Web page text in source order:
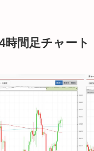
時間足チャート